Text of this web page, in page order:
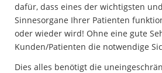
dafür, dass eines der wichtigsten
Sinnesorgane Ihrer Patienten
oder wieder wird! Ohne eine gute
Kunden/Patienten die notwendige
Dies alles benötigt die